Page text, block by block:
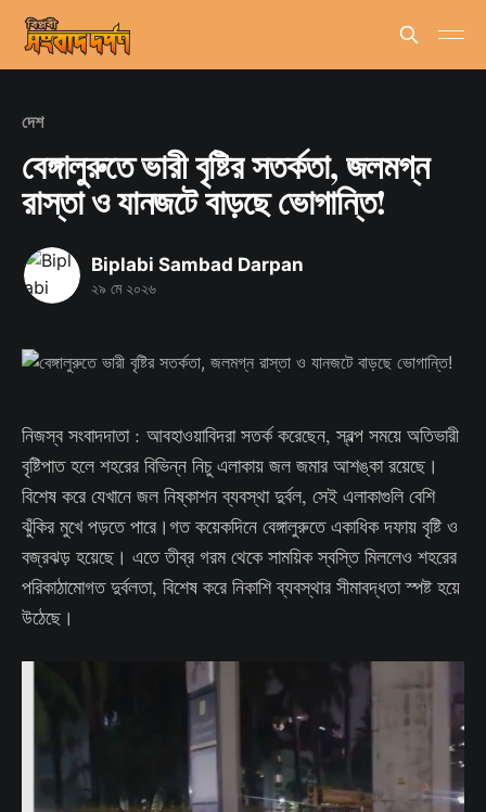
দেশ
বেঙ্গালুরুতে ভারী বৃষ্টির সতর্কতা, জলমগ্ন
রাস্তা ও যানজটে বাড়ছে ভোগান্তি!
Biplabi Sambad Darpan
২৯ মে ২০২৬
নিজস্ব সংবাদদাতা : আবহাওয়াবিদরা সতর্ক করেছেন, স্বল্প সময়ে অতিভারী
বৃষ্টিপাত হলে শহরের বিভিন্ন নিচু এলাকায় জল জমার আশঙ্কা রয়েছে।
বিশেষ করে যেখানে জল নিষ্কাশন ব্যবস্থা দুর্বল, সেই এলাকাগুলি বেশি
ঝুঁকির মুখে পড়তে পারে।গত কয়েকদিনে বেঙ্গালুরুতে একাধিক দফায় বৃষ্টি ও
বজ্রঝড় হয়েছে। এতে তীব্র গরম থেকে সাময়িক স্বস্তি মিললেও শহরের
পরিকাঠামোগত দুর্বলতা, বিশেষ করে নিকাশি ব্যবস্থার সীমাবদ্ধতা স্পষ্ট হয়ে
উঠেছে।